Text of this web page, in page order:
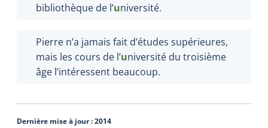
bibliothèque de l’université.
Pierre n’a jamais fait d’études supérieures,
mais les cours de l’université du troisième
âge l’intéressent beaucoup.
Dernière mise à jour :2014